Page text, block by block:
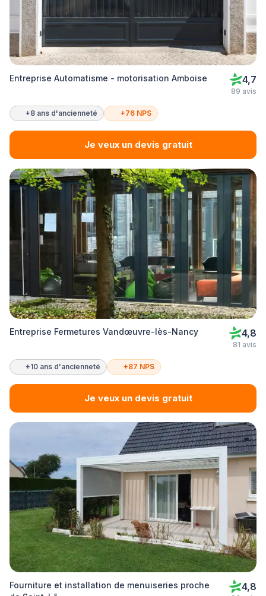
Entreprise Automatisme - motorisation Amboise 4,7
89 avis
+8 ans d'ancienneté +76 NPS
Je veux un devis gratuit
Entreprise Fermetures Vandœuvre-lès-Nancy 4,8
81 avis
+10 ans d'ancienneté +87 NPS
Je veux un devis gratuit
Fourniture et installation de menuiseries proche
4,8